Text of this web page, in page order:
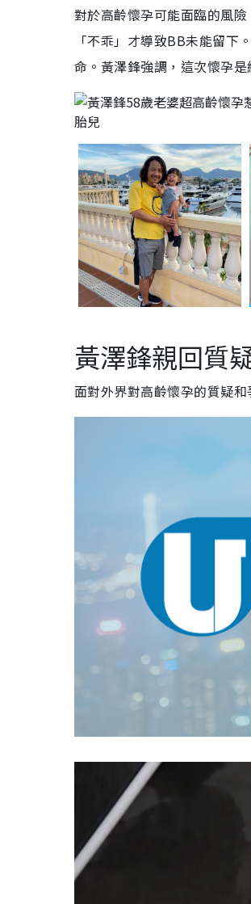
對於高齡懷孕可能面臨的風
「不乖」才導致BB未能留
命。黃澤鋒強調，這次懷孕
黃澤鋒親回質
面對外界對高齡懷孕的質疑